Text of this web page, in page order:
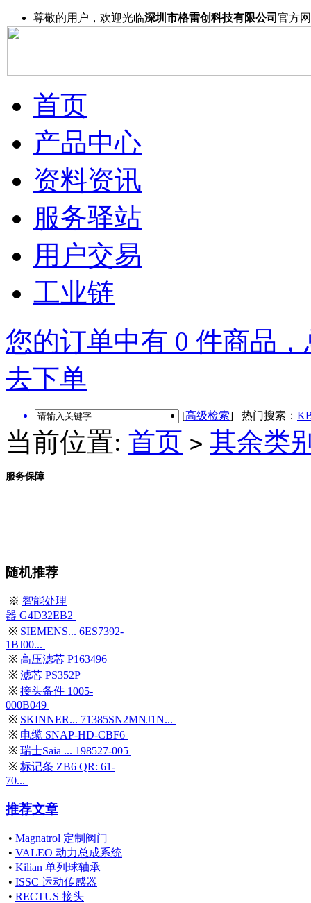
尊敬的用户，欢迎光临深圳市格雷创科技有限公司 官方
首页
产品中心
资料资讯
服务驿站
用户交易
工业链
您的订单中有 0 件商品
去下单
[高级检索] 热门搜索：
当前位置: 首页 > 其余类
服务保障
随机推荐
※ 智能处理
器 G4D32EB2
※ SIEMENS... 6ES7392-
1BJ00...
※ 高压滤芯 P163496
※ 滤芯 PS352P
※ 接头备件 1005-
000B049
※ SKINNER... 71385SN2MNJ1N...
※ 电缆 SNAP-HD-CBF6
※ 瑞士Saia ... 198527-005
※ 标记条 ZB6 QR: 61-
70...
推荐文章
• Magnatrol 定制阀门
• VALEO 动力总成系统
• Kilian 单列球轴承
• ISSC 运动传感器
• RECTUS 接头